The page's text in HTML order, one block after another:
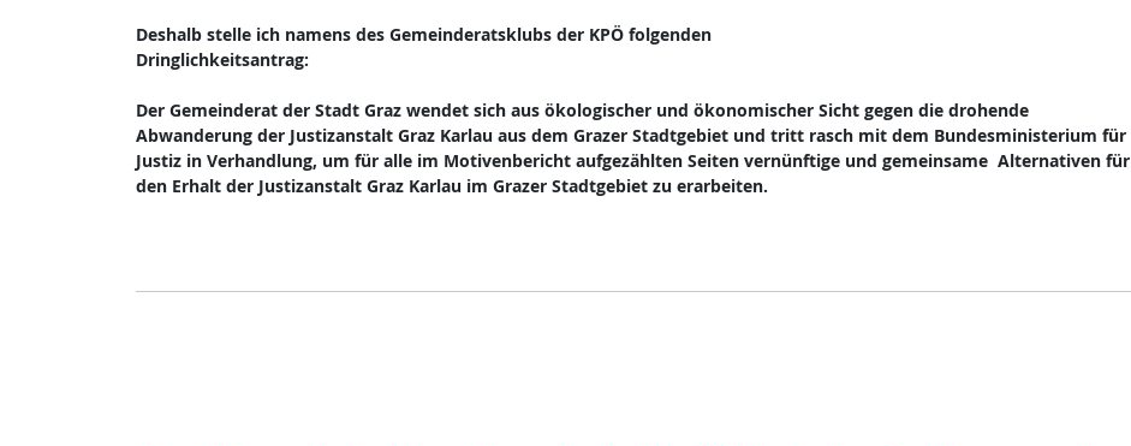
Deshalb stelle ich namens des Gemeinderatsklubs der KPÖ folgenden
Dringlichkeitsantrag:
Der Gemeinderat der Stadt Graz wendet sich aus ökologischer und ökonomischer Sicht gegen die drohende
Abwanderung der Justizanstalt Graz Karlau aus dem Grazer Stadtgebiet und tritt rasch mit dem Bundesministerium für
Justiz in Verhandlung, um für alle im Motivenbericht aufgezählten Seiten vernünftige und gemeinsame Alternativen für
den Erhalt der Justizanstalt Graz Karlau im Grazer Stadtgebiet zu erarbeiten.